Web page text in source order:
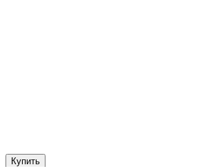
Купить